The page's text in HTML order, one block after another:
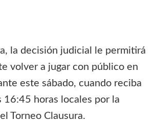
la decisión judicial le permitirá
volver a jugar con público en
este sábado, cuando reciba
16:45 horas locales por la
Torneo Clausura.